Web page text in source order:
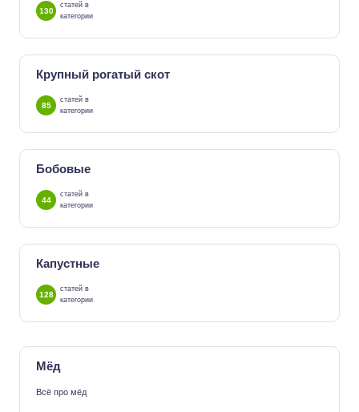
130
статей в
категории
Крупный рогатый скот
85
статей в
категории
Бобовые
44
статей в
категории
Капустные
128
статей в
категории
Мёд
Всё про мёд